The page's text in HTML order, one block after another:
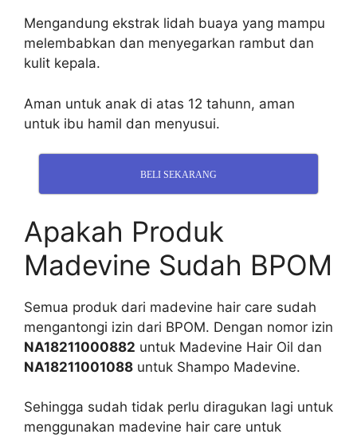
Mengandung ekstrak lidah buaya yang mampu
melembabkan dan menyegarkan rambut dan
kulit kepala.
Aman untuk anak di atas 12 tahunn, aman
untuk ibu hamil dan menyusui.
BELI SEKARANG
Apakah Produk
Madevine Sudah BPOM
Semua produk dari madevine hair care sudah
mengantongi izin dari BPOM. Dengan nomor izin
NA18211000882 untuk Madevine Hair Oil dan
NA18211001088 untuk Shampo Madevine.
Sehingga sudah tidak perlu diragukan lagi untuk
menggunakan madevine hair care untuk